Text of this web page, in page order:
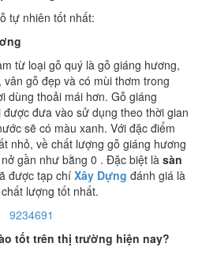
tự nhiên tốt nhất:
từ loại gỗ quý là gỗ giáng hương,
gỗ đẹp và có mùi thơm trong
dùng thoải mái hơn. Gỗ giáng
đưa vào sử dụng theo thời gian
sẽ có màu xanh. Với đặc điểm
nhỏ, về chất lượng gỗ giáng hương
gần như bằng 0 . Đặc biệt là sàn
được tạp chí Xây Dựng đánh giá là
lượng tốt nhất.
tốt trên thị trường hiện nay?